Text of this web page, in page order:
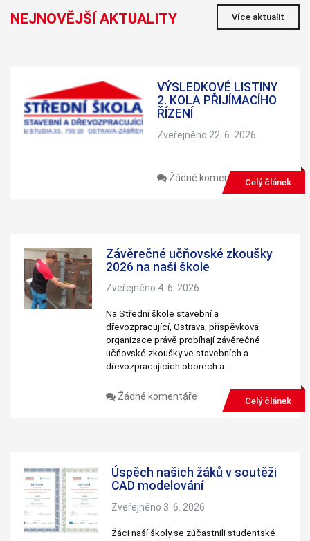
NEJNOVĚJŠÍ AKTUALITY Více aktualit
VÝSLEDKOVÉ LISTINY
2. KOLA PŘIJÍMACÍHO
ŘÍZENÍ
Zveřejněno 22. 6. 2026
Žádné komentářeCelý článek
Závěrečné učňovské zkoušky
2026 na naší škole
Zveřejněno 4. 6. 2026
Na Střední škole stavební a
dřevozpracující, Ostrava, příspěvková
organizace právě probíhají závěrečné
učňovské zkoušky ve stavebních a
dřevozpracujících oborech a…
Žádné komentáře Celý článek
Úspěch našich žáků v soutěži
CAD modelování
Zveřejněno 3. 6. 2026
Žáci naší školy se zúčastnili studentské